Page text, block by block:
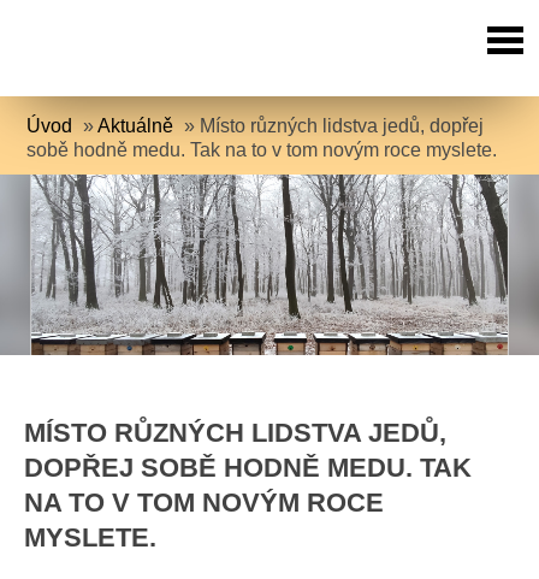
Úvod »Aktuálně » Místo různých lidstva jedů, dopřej
sobě hodně medu. Tak na to v tom novým roce myslete.
MÍSTO RŮZNÝCH LIDSTVA JEDŮ,
DOPŘEJ SOBĚ HODNĚ MEDU. TAK
NA TO V TOM NOVÝM ROCE
MYSLETE.